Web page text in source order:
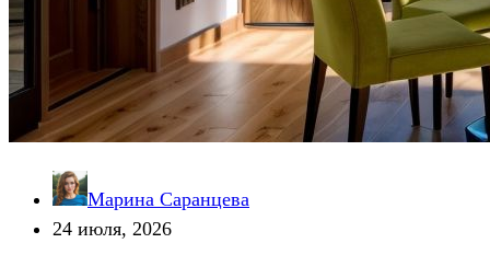
Марина Саранцева
24 июля, 2026